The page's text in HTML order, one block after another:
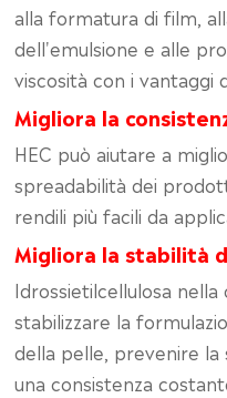
alla formatura di film,
dell'emulsione e alle
viscosità con i vantaggi
Migliora la
HEC può aiutare a
spreadabilità dei
rendili più facili da
Migliora la stabilità
Idrossietilcellulosa
stabilizzare la
della pelle, prevenire
una consistenza